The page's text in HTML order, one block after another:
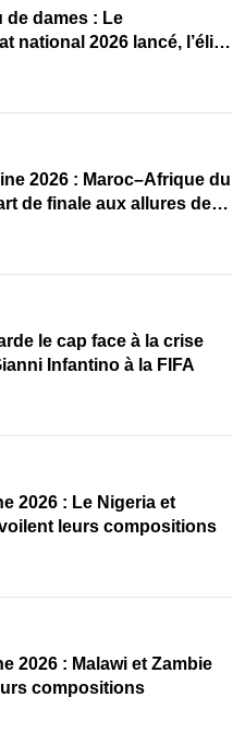
de dames : Le
national 2026 lancé, l’élite
2026 : Maroc–Afrique du
de finale aux allures de
le cap face à la crise
Infantino à la FIFA
2026 : Le Nigeria et
leurs compositions
2026 : Malawi et Zambie
compositions